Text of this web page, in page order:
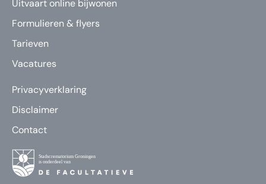
Uitvaart online bijwonen
Formulieren & flyers
Tarieven
Vacatures
Privacyverklaring
Disclaimer
Contact